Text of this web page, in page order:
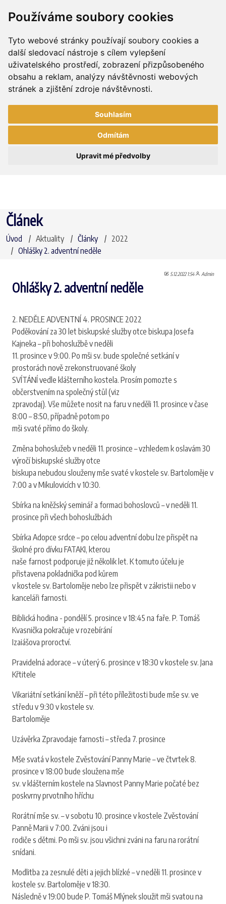
Používáme soubory cookies
Tyto webové stránky používají soubory cookies a
další sledovací nástroje s cílem vylepšení
uživatelského prostředí, zobrazení přizpůsobeného
obsahu a reklam, analýzy návštěvnosti webových
stránek a zjištění zdroje návštěvnosti.
Souhlasím
Odmítám
Upravit mé předvolby
Článek
Úvod Aktuality Články
2022
Ohlášky 2. adventní neděle
5.12.2022 1:54 Admin
Ohlášky 2. adventní neděle
2. NEDĚLE ADVENTNÍ 4. PROSINCE 2022
Poděkování za 30 let biskupské služby otce biskupa Josefa
Kajneka – při bohoslužbě v neděli
11. prosince v 9:00. Po mši sv. bude společné setkání v
prostorách nově zrekonstruované školy
SVÍTÁNÍ vedle klášterního kostela. Prosím pomozte s
občerstvením na společný stůl (viz
zpravodaj). Vše můžete nosit na faru v neděli 11. prosince v čase
8:00 – 8:50, případně potom po
mši svaté přímo do školy.
Změna bohoslužeb v neděli 11. prosince – vzhledem k oslavám 30
výročí biskupské služby otce
biskupa nebudou slouženy mše svaté v kostele sv. Bartoloměje v
7:00 a v Mikulovicích v 10:30.
Sbírka na kněžský seminář a formaci bohoslovců – v neděli 11.
prosince při všech bohoslužbách
Sbírka Adopce srdce – po celou adventní dobu lze přispět na
školné pro dívku FATAKI, kterou
naše farnost podporuje již několik let. K tomuto účelu je
přistavena pokladnička pod kůrem
v kostele sv. Bartoloměje nebo lze přispět v zákristii nebo v
kanceláři farnosti.
Biblická hodina - pondělí 5. prosince v 18:45 na faře. P. Tomáš
Kvasnička pokračuje v rozebírání
Izaiášova proroctví.
Pravidelná adorace – v úterý 6. prosince v 18:30 v kostele sv. Jana
Křtitele
Vikariátní setkání kněží – při této příležitosti bude mše sv. ve
středu v 9:30 v kostele sv.
Bartoloměje
Uzávěrka Zpravodaje farnosti – středa 7. prosince
Mše svatá v kostele Zvěstování Panny Marie – ve čtvrtek 8.
prosince v 18:00 bude sloužena mše
sv. v klášterním kostele na Slavnost Panny Marie počaté bez
poskvrny prvotního hříchu
Rorátní mše sv. – v sobotu 10. prosince v kostele Zvěstování
Panně Marii v 7:00. Zváni jsou i
rodiče s dětmi. Po mši sv. jsou všichni zváni na faru na rorátní
snídani.
Modlitba za zesnulé děti a jejich blízké – v neděli 11. prosince v
kostele sv. Bartoloměje v 18:30.
Následně v 19:00 bude P. Tomáš Mlýnek sloužit mši svatou na